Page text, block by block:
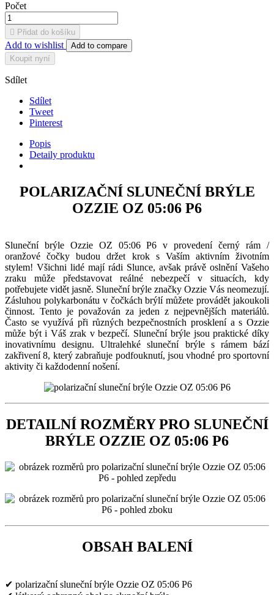
Počet
 Přidat do košíku
Add to wishlist
Add to compare
Koupit nyní
Sdílet
Sdílet
Tweet
Pinterest
Popis
Detaily produktu
POLARIZAČNÍ SLUNEČNÍ BRÝLE
OZZIE OZ 05:06 P6
Sluneční brýle Ozzie OZ 05:06 P6 v provedení černý rám /
oranžové čočky budou držet krok s Vaším aktivním životním
stylem! Všichni lidé mají rádi Slunce, avšak právě oslnění Vašeho
zraku může představovat reálné nebezpečí v situacích, kdy
potřebujete vidět jasně. Sluneční brýle značky Ozzie Vás neomezují.
Zásluhou polykarbonátu v čočkách brýlí můžete provádět jakoukoli
činnost. Tento je považován za jeden z nejpevnějších materiálů.
Často se využívá při různých bezpečnostních prosklení a s Ozzie
může být i Váš zrak v bezpečí. Sluneční brýle jsou praktické díky
inovativnímu designu. Ultralehké sluneční brýle s rámem bází
zakřivení 8, který zabraňuje podfouknutí, jsou vhodné pro sportovní
aktivity či každodenní nošení.
DETAILNÍ ROZMĚRY PRO SLUNEČNÍ
BRÝLE OZZIE OZ 05:06 P6
OBSAH BALENÍ
✔ polarizační sluneční brýle Ozzie OZ 05:06 P6